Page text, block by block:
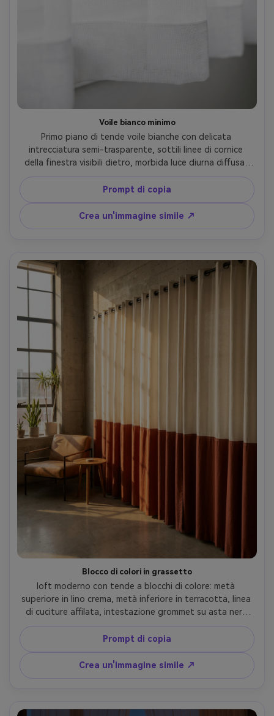
Voile bianco minimo
Primo piano di tende voile bianche con delicata
intrecciatura semi-trasparente, sottili linee di cornice
della finestra visibili dietro, morbida luce diurna diffusa,
alta esposizione chiave, focalizzazione nitida sulle fibre di
tessuto e cuciture dell'orlo, Fujifilm X-T5, 56mm, f/2.0,
dettaglio macro-simile, fotorealistico, estetica moderna
pulita- -ar 4:5
Prompt di copia
Crea un'immagine simile ↗
Blocco di colori in grassetto
loft moderno con tende a blocchi di colore: metà
superiore in lino crema, metà inferiore in terracotta, linea
di cuciture affilata, intestazione grommet su asta nera
opaca, luce tardo pomeriggio con ombre calde, parete in
cemento e mobili minimali, Canon R3, 35mm, f/2.8, scatto
editoriale di interni, contrasto tessile ultra-realistico e
cuciture- -ar 4:5
Prompt di copia
Crea un'immagine simile ↗